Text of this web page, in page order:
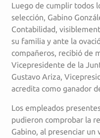
Luego de cumplir todos
selección, Gabino
Contabilidad,
su familia y ante la
compañeros, recibió de
Vicepresidente de la
Gustavo Ariza,
acredita como ganador
Los empleados
pudieron comprobar la
Gabino, al presenciar